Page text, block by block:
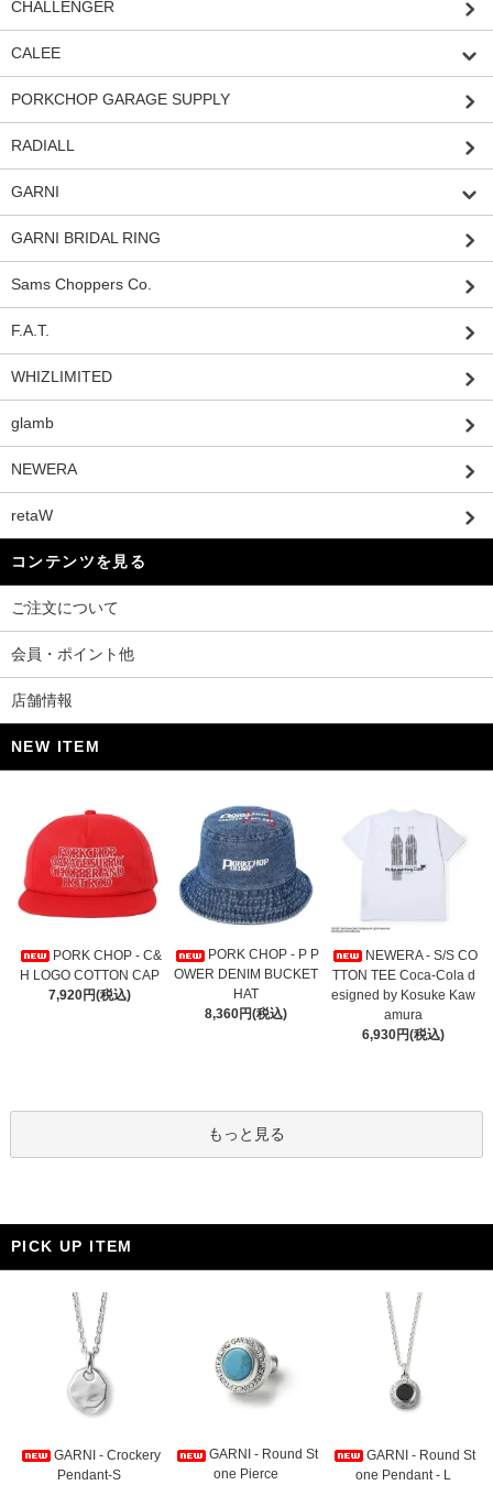
CHALLENGER
CALEE
PORKCHOP GARAGE SUPPLY
RADIALL
GARNI
GARNI BRIDAL RING
Sams Choppers Co.
F.A.T.
WHIZLIMITED
glamb
NEWERA
retaW
コンテンツを見る
ご注文について
会員・ポイント他
店舗情報
NEW ITEM
PORK CHOP - C&
H LOGO COTTON CAP
7,920円(税込)
PORK CHOP - P P
OWER DENIM BUCKET
HAT
8,360円(税込)
NEWERA - S/S CO
TTON TEE Coca-Cola d
esigned by Kosuke Kaw
amura
6,930円(税込)
もっと見る
PICK UP ITEM
GARNI - Crockery
Pendant-S
GARNI - Round St
one Pierce
GARNI - Round St
one Pendant - L